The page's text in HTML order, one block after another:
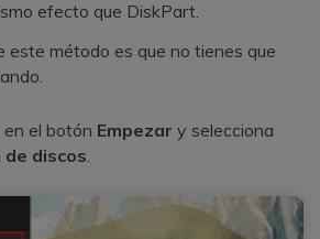
efecto que DiskPart.
este método es que no tienes que
en el botón Empezar y selecciona
discos